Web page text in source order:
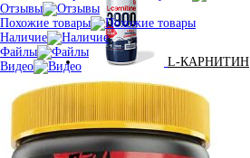
L-КАРНИТИН
Отзывы
Похожие товары
Наличие
Файлы
Видео